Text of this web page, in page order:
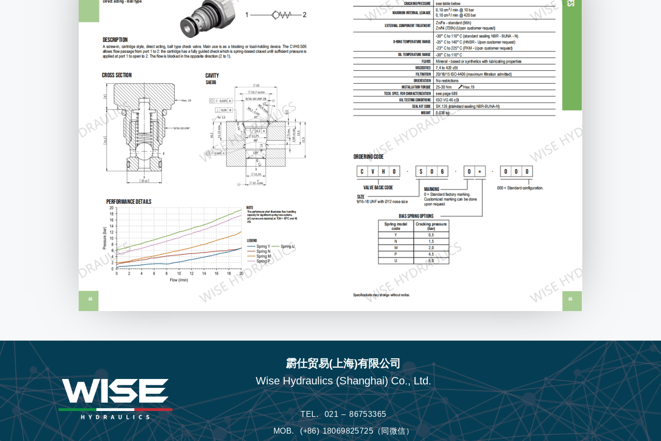
霨仕贸易(上海)有限公司
Wise Hydraulics (Shanghai) Co., Ltd.
TEL. 021 – 86753365
MOB.(+86) 18069825725（同微信）